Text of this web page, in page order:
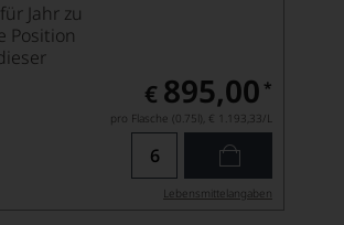
Jahr zu
Position
€ 895,00 *
pro Flasche (0.75l), € 1.193,33/L
Lebensmittel­angaben